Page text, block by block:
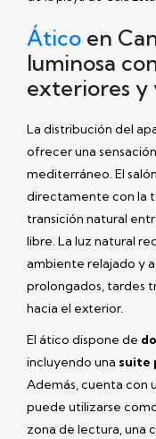
Ático en
luminosa
exteriores y
La distribución del
ofrecer una
mediterráneo. El
directamente con la
transición natural
libre. La luz natural
ambiente relajado y
prolongados, tardes
hacia el exterior.
El ático dispone de
incluyendo una suite
Además, cuenta con
puede utilizarse
zona de lectura, una